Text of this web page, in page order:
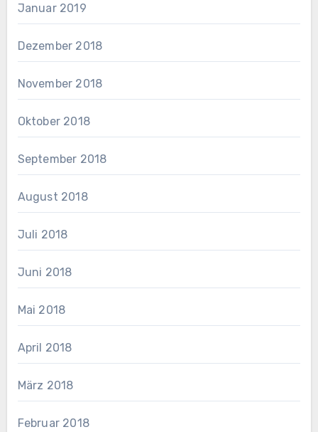
Januar 2019
Dezember 2018
November 2018
Oktober 2018
September 2018
August 2018
Juli 2018
Juni 2018
Mai 2018
April 2018
März 2018
Februar 2018